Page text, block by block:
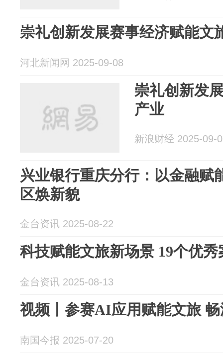
崇礼创新发展赛事经济赋能文
河北新闻网 2025-09-08
崇礼创新发
产业
新浪财经 2025-09-
兴业银行重庆分行：以金融赋
区焕新貌
金台资讯 2025-08-22
科技赋能文旅新场景 19个优
金台资讯 2025-08-13
视频丨参赛AI应用赋能文旅
南国今报 2025-07-20